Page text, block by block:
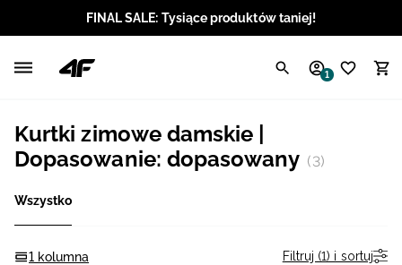
FINAL SALE: Tysiące produktów taniej!
1
Kurtki zimowe damskie |
Dopasowanie: dopasowany (3)
Wszystko
1 kolumna Filtruj (1) i sortuj
Angielski / USD